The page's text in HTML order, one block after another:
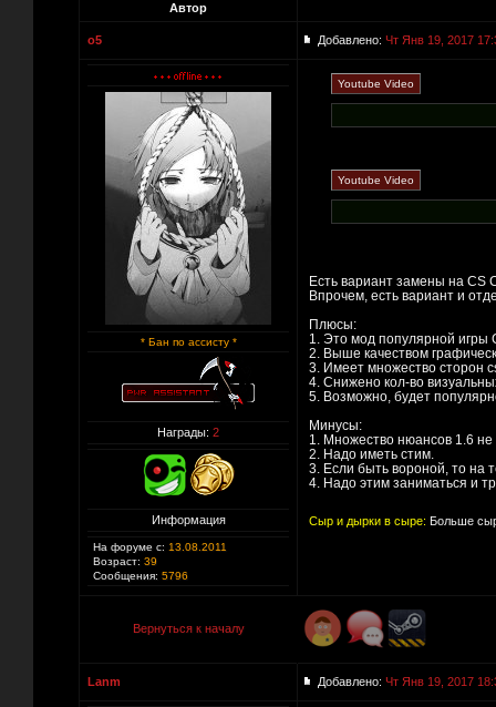
Автор
o5 Добавлено: Чт Янв 19, 2017
* Бан по ассисту *
Награды: 2
Информация
На форуме с: 13.08.2011
Возраст: 39
Сообщения: 5796
Есть вариант замены на CS
Впрочем, есть вариант и
Плюсы:
1. Это мод популярной игры
2. Выше качеством
3. Имеет множество сторон
4. Снижено кол-во
5. Возможно, будет
Минусы:
1. Множество нюансов 1.6
2. Надо иметь стим.
3. Если быть вороной, то на
4. Надо этим заниматься и
Сыр и дырки в сыре: Больше
Вернуться к началу
Lanm Добавлено: Чт Янв 19, 2017